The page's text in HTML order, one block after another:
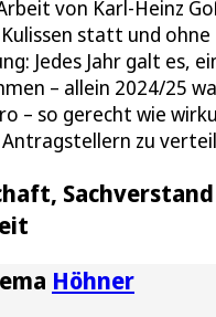
von Karl-Heinz
statt und ohne
Jedes Jahr galt es,
– allein 2024/25
– so gerecht wie
zu
Höhner